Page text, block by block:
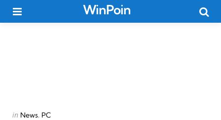
WinPoin
Categories
Posted
in News PC